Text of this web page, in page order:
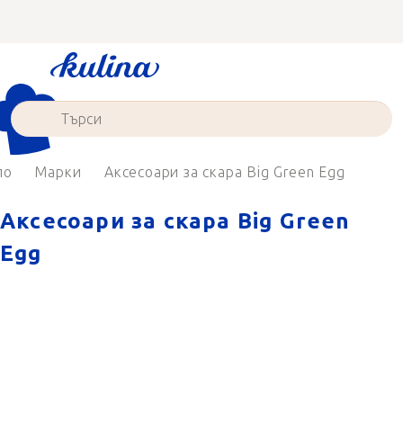
съдържанието
Марки Аксесоари за скара Big Green Egg
Аксесоари за скара Big Green
Egg